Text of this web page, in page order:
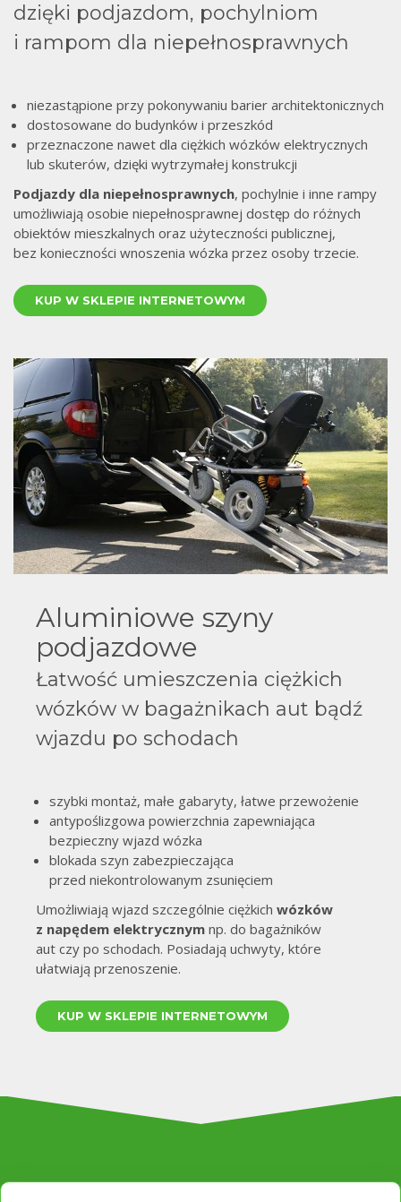
dzięki podjazdom, pochylniom
i rampom dla niepełnosprawnych
niezastąpione przy pokonywaniu barier architektonicznych
dostosowane do budynków i przeszkód
przeznaczone nawet dla ciężkich wózków elektrycznych
lub skuterów, dzięki wytrzymałej konstrukcji
Podjazdy dla niepełnosprawnych, pochylnie i inne rampy
umożliwiają osobie niepełnosprawnej dostęp do różnych
obiektów mieszkalnych oraz użyteczności publicznej,
bez konieczności wnoszenia wózka przez osoby trzecie.
KUP W SKLEPIE INTERNETOWYM
Aluminiowe szyny
podjazdowe
Łatwość umieszczenia ciężkich
wózków w bagażnikach aut bądź
wjazdu po schodach
szybki montaż, małe gabaryty, łatwe przewożenie
antypoślizgowa powierzchnia zapewniająca
bezpieczny wjazd wózka
blokada szyn zabezpieczająca
przed niekontrolowanym zsunięciem
Umożliwiają wjazd szczególnie ciężkich wózków
z napędem elektrycznym np. do bagażników
aut czy po schodach. Posiadają uchwyty, które
ułatwiają przenoszenie.
KUP W SKLEPIE INTERNETOWYM